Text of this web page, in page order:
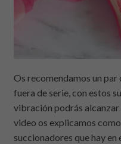
Os recomendamos un par
fuera de serie, con estos
vibración podrás
video os explicamos
succionadores que hay